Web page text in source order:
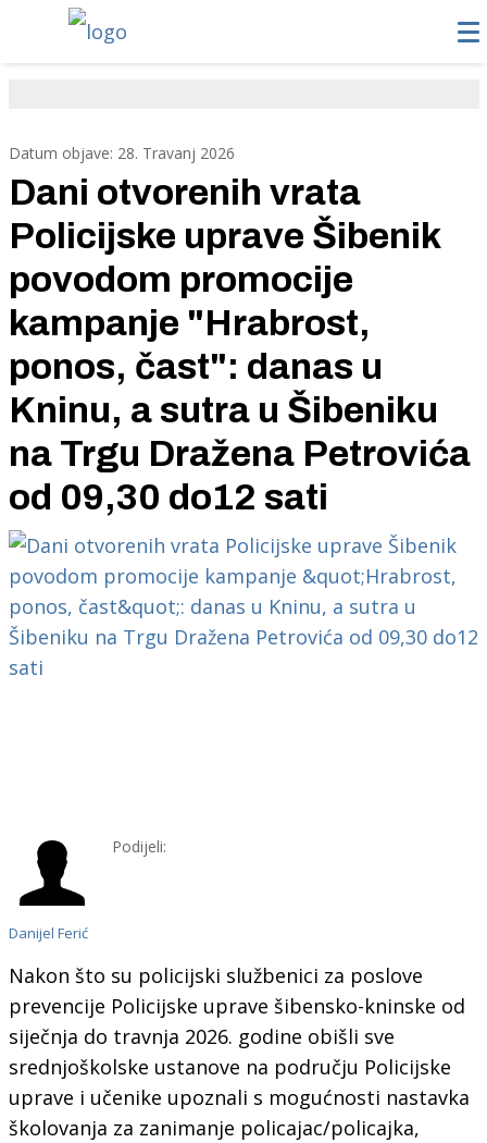
Datum objave: 28. Travanj 2026
Dani otvorenih vrata
Policijske uprave Šibenik
povodom promocije
kampanje "Hrabrost,
ponos, čast": danas u
Kninu, a sutra u Šibeniku
na Trgu Dražena Petrovića
od 09,30 do12 sati
Danijel Ferić
Podijeli:
Nakon što su policijski službenici za poslove
prevencije Policijske uprave šibensko-kninske od
siječnja do travnja 2026. godine obišli sve
srednjoškolske ustanove na području Policijske
uprave i učenike upoznali s mogućnosti nastavka
školovanja za zanimanje policajac/policajka,